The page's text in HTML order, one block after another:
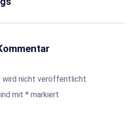
wird nicht veröffentlicht.
mit * markiert